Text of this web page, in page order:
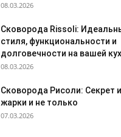
08.03.2026
Сковорода Rissoli:
стиля, функциональности и
долговечности на вашей
08.03.2026
Сковорода Рисоли: Секрет
жарки и не только
07.03.2026